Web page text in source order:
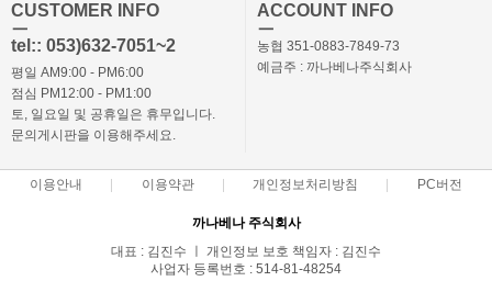
CUSTOMER INFO
ㅡ
tel:: 053)632-7051~2
평일 AM9:00 - PM6:00
점심 PM12:00 - PM1:00
토, 일요일 및 공휴일은 휴무입니다.
문의게시판을 이용해주세요.
ACCOUNT INFO
ㅡ
농협 351-0883-7849-73
예금주 : 까나베나주식회사
이용안내 이용약관 개인정보처리방침 PC버전
까나베나 주식회사
대표 : 김진수 ㅣ 개인정보 보호 책임자 : 김진수
사업자 등록번호 : 514-81-48254